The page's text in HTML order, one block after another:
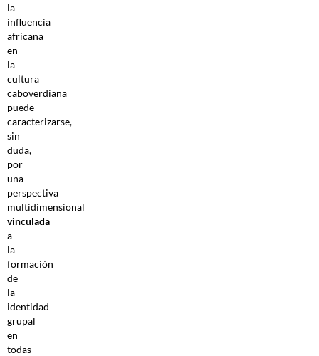
la
influencia
africana
en
la
cultura
caboverdiana
puede
caracterizarse,
sin
duda,
por
una
perspectiva
multidimensional
vinculada
a
la
formación
de
la
identidad
grupal
en
todas